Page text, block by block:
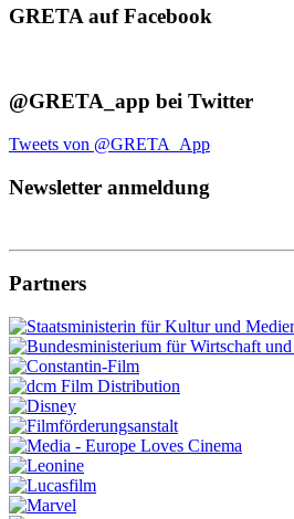
GRETA auf Facebook
@GRETA_app bei Twitter
Tweets von @GRETA_App
Newsletter anmeldung
Partners